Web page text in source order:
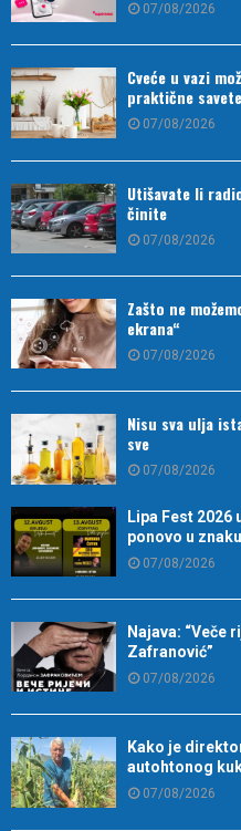
07/08/2026
Cveće u vazi
praktične savete
07/08/2026
Utišavate li
činite
07/08/2026
Zašto ne
ekrana“
07/08/2026
Nisu sva ulja
sve
07/08/2026
Lipa Fest 2026
ponovo u
07/08/2026
Najava: “Veče
Zafranović”
07/08/2026
Kako je
autohtonog
07/08/2026